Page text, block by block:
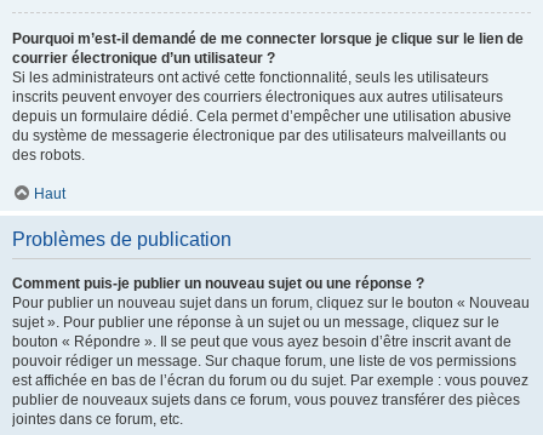
Pourquoi m’est-il demandé de me connecter lorsque je clique sur le lien de
courrier électronique d’un utilisateur ?
Si les administrateurs ont activé cette fonctionnalité, seuls les utilisateurs
inscrits peuvent envoyer des courriers électroniques aux autres utilisateurs
depuis un formulaire dédié. Cela permet d’empêcher une utilisation abusive
du système de messagerie électronique par des utilisateurs malveillants ou
des robots.
Haut
Problèmes de publication
Comment puis-je publier un nouveau sujet ou une réponse ?
Pour publier un nouveau sujet dans un forum, cliquez sur le bouton « Nouveau
sujet ». Pour publier une réponse à un sujet ou un message, cliquez sur le
bouton « Répondre ». Il se peut que vous ayez besoin d’être inscrit avant de
pouvoir rédiger un message. Sur chaque forum, une liste de vos permissions
est affichée en bas de l’écran du forum ou du sujet. Par exemple : vous pouvez
publier de nouveaux sujets dans ce forum, vous pouvez transférer des pièces
jointes dans ce forum, etc.